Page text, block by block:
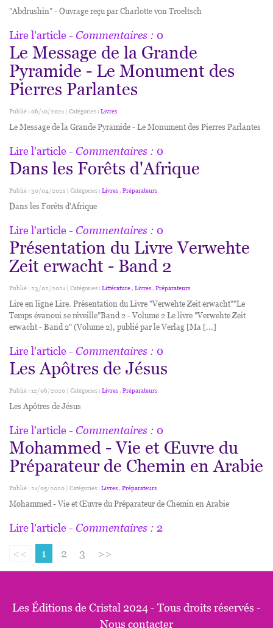
"Abdrushin" - Ouvrage reçu par Charlotte von Troeltsch
Lire l'article- Commentaires : 0
Le Message de la Grande
Pyramide - Le Monument des
Pierres Parlantes
Publié : 06/10/2021 | Catégories : Livres
Le Message de la Grande Pyramide - Le Monument des Pierres Parlantes
Lire l'article- Commentaires : 0
Dans les Forêts d'Afrique
Publié : 30/04/2021 | Catégories : Livres , Préparateurs
Dans les Forêts d'Afrique
Lire l'article- Commentaires : 0
Présentation du Livre Verwehte
Zeit erwacht - Band 2
Publié : 23/02/2021 | Catégories : Littérature , Livres , Préparateurs
Lire en ligne Lire. Présentation du Livre "Verwehte Zeit erwacht""Le
Temps évanoui se réveille"Band 2 - Volume 2 Le livre "Verwehte Zeit
erwacht - Band 2" (Volume 2), publié par le Verlag [Ma [...]
Lire l'article- Commentaires : 0
Les Apôtres de Jésus
Publié : 12/06/2020 | Catégories : Livres , Préparateurs
Les Apôtres de Jésus
Lire l'article- Commentaires : 0
Mohammed - Vie et Œuvre du
Préparateur de Chemin en Arabie
Publié : 21/05/2020 | Catégories : Livres , Préparateurs
Mohammed - Vie et Œuvre du Préparateur de Chemin en Arabie
Lire l'article- Commentaires : 2
<<
1 2 3 >>
Les Éditions de Cristal 2024 - Tous droits réservés -
Nous contacter